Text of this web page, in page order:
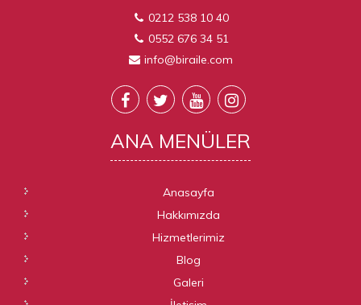
0212 538 10 40
0552 676 34 51
info@biraile.com
ANA MENÜLER
Anasayfa
Hakkımızda
Hizmetlerimiz
Blog
Galeri